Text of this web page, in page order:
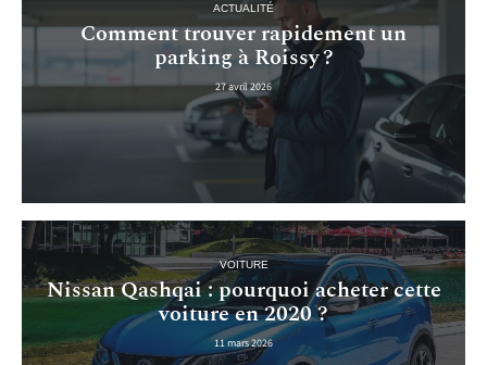
ACTUALITÉ
Comment trouver rapidement un
parking à Roissy ?
27 avril 2026
VOITURE
Nissan Qashqai : pourquoi acheter cette
voiture en 2020 ?
11 mars 2026